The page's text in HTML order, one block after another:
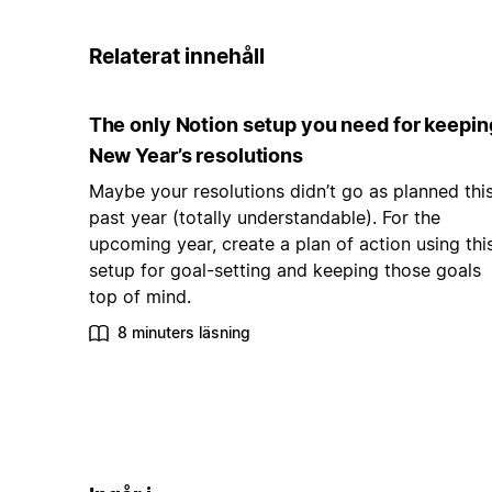
Relaterat innehåll
The only Notion setup you need for
New Year’s resolutions
Maybe your resolutions didn’t go as planned
past year (totally understandable). For the
upcoming year, create a plan of action using
setup for goal-setting and keeping those goals
top of mind.
8 minuters läsning